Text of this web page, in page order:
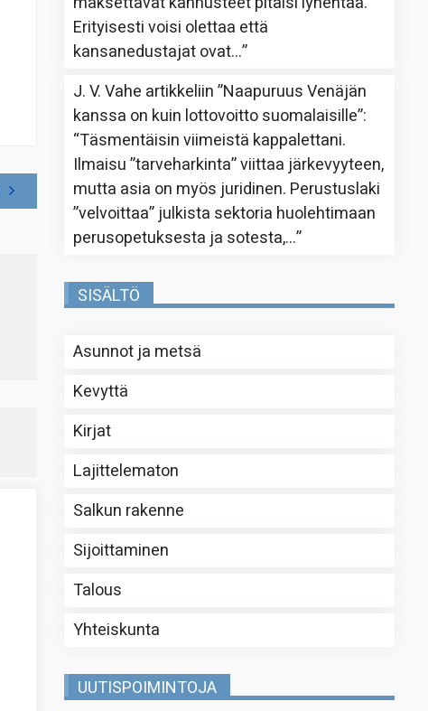
Erityisesti voisi olettaa että
kansanedustajat ovat…”
J. V. Vahe artikkeliin”Naapuruus Venäjän
kanssa on kuin lottovoitto suomalaisille”:
“Täsmentäisin viimeistä kappalettani.
Ilmaisu ”tarveharkinta” viittaa järkevyyteen,
mutta asia on myös juridinen. Perustuslaki
”velvoittaa” julkista sektoria huolehtimaan
perusopetuksesta ja sotesta,…”
SISÄLTÖ
Asunnot ja metsä
Kevyttä
Kirjat
Lajittelematon
Salkun rakenne
Sijoittaminen
Talous
Yhteiskunta
UUTISPOIMINTOJA